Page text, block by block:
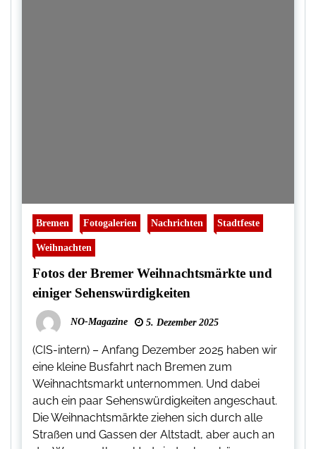
Bremen Fotogalerien Nachrichten Stadtfeste
Weihnachten
Fotos der Bremer Weihnachtsmärkte und
einiger Sehenswürdigkeiten
NO-Magazine 5. Dezember 2025
(CIS-intern) – Anfang Dezember 2025 haben wir
eine kleine Busfahrt nach Bremen zum
Weihnachtsmarkt unternommen. Und dabei
auch ein paar Sehenswürdigkeiten angeschaut.
Die Weihnachtsmärkte ziehen sich durch alle
Straßen und Gassen der Altstadt, aber auch an